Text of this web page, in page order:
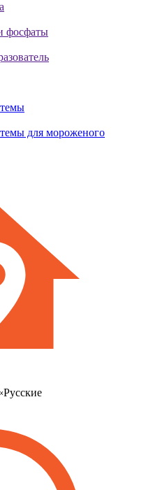
фосфаты
для мороженого